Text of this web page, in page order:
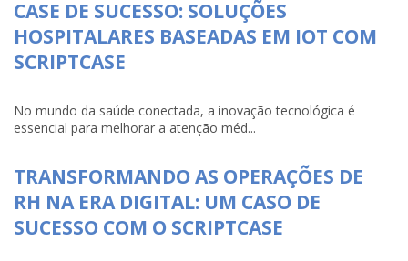
CASE DE SUCESSO: SOLUÇÕES
HOSPITALARES BASEADAS EM IOT COM
SCRIPTCASE
No mundo da saúde conectada, a inovação tecnológica é
essencial para melhorar a atenção méd...
TRANSFORMANDO AS OPERAÇÕES DE
RH NA ERA DIGITAL: UM CASO DE
SUCESSO COM O SCRIPTCASE